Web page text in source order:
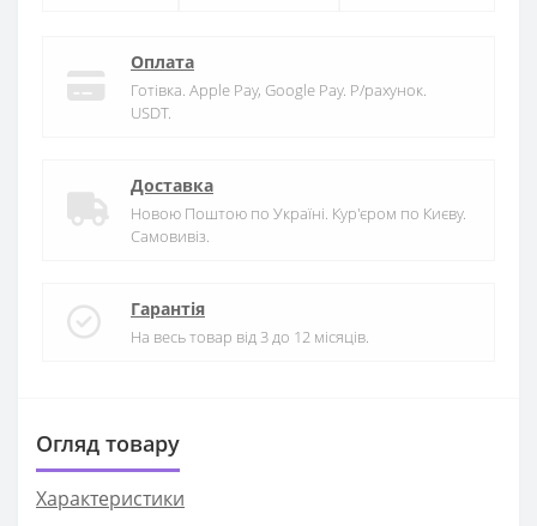
Оплата
Готівка. Apple Pay, Google Pay. Р/рахунок.
USDT.
Доставка
Новою Поштою по Україні. Кур'єром по Києву.
Самовивіз.
Гарантія
На весь товар від 3 до 12 місяців.
Огляд товару
Характеристики